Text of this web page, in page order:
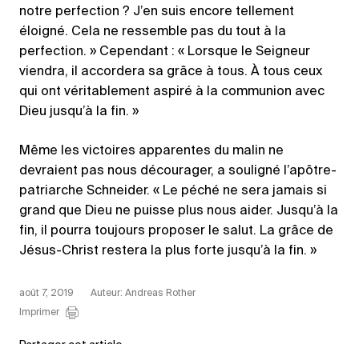
notre perfection ? J’en suis encore tellement
éloigné. Cela ne ressemble pas du tout à la
perfection. » Cependant : « Lorsque le Seigneur
viendra, il accordera sa grâce à tous. À tous ceux
qui ont véritablement aspiré à la communion avec
Dieu jusqu’à la fin. »
Même les victoires apparentes du malin ne
devraient pas nous décourager, a souligné l’apôtre-
patriarche Schneider. « Le péché ne sera jamais si
grand que Dieu ne puisse plus nous aider. Jusqu’à la
fin, il pourra toujours proposer le salut. La grâce de
Jésus-Christ restera la plus forte jusqu’à la fin. »
août 7, 2019
Auteur: Andreas Rother
Imprimer